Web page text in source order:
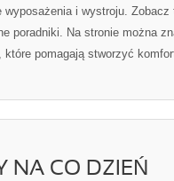
wyposażenia i wystroju.
poradniki. Na stronie można
pomagają stworzyć
NA CO DZIEŃ